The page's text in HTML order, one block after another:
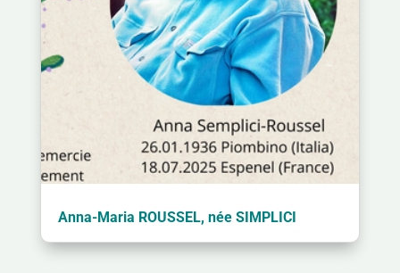
Anna-Maria ROUSSEL, née SIMPLICI